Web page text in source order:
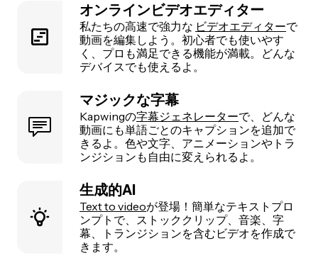
オンラインビデオエディター
私たちの高速で強力な ビデオエディターで
動画を編集しよう。初心者でも使いやす
く、プロも満足できる機能が満載。どんな
デバイスでも使えるよ。
マジックな字幕
Kapwingの字幕ジェネレーターで、どんな
動画にも単語ごとのキャプションを追加で
きるよ。色や文字、アニメーションやトラ
ンジションも自由に変えられるよ。
生成的AI
Text to videoが登場！簡単なテキストプロ
ンプトで、ストッククリップ、音楽、字
幕、トランジションを含むビデオを作成で
きます。